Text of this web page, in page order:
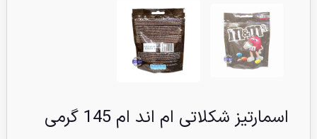
اسمارتیز شکلاتی ام اند ام 145 گرمی